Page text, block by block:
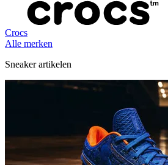
Crocs
Alle merken
Sneaker artikelen